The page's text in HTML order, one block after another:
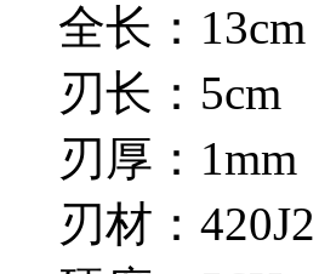
全长：13cm
刃长：5cm
刃厚：1mm
刃材：420J2